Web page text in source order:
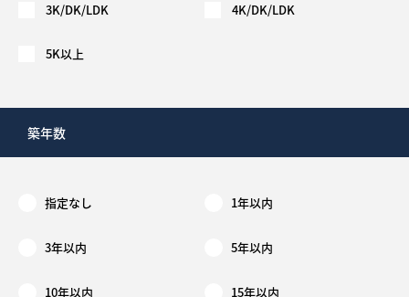
3K/DK/LDK 4K/DK/LDK
5K以上
築年数
指定なし 1年以内
3年以内 5年以内
10年以内 15年以内